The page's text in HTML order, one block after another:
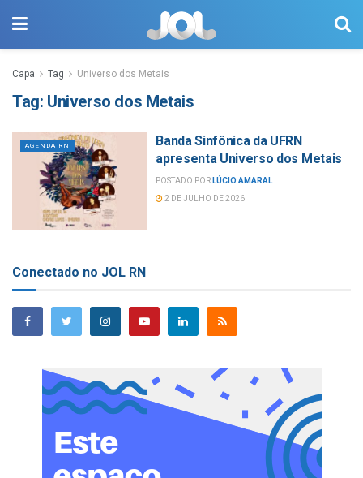
Capa Tag Universo dos Metais
Tag: Universo dos Metais
AGENDA RN
Banda Sinfônica da UFRN
apresenta Universo dos Metais
POSTADO POR LÚCIO AMARAL
2 DE JULHO DE 2026
Conectado no JOL RN